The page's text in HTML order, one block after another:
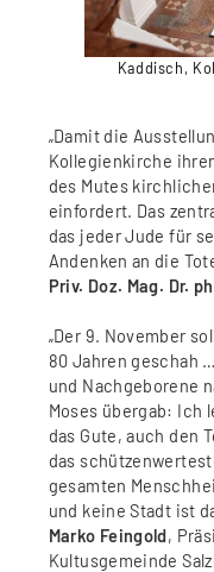
Kaddisch,
„Damit die
Kollegienkirche
des Mutes
einfordert. Das
das jeder Jude für
Andenken an die
Priv. Doz. Mag. Dr.
„Der 9. November
80 Jahren geschah
und Nachgeborene
Moses übergab: Ich
das Gute, auch den
das
gesamten
und keine Stadt ist
Marko Feingold,
Kultusgemeinde